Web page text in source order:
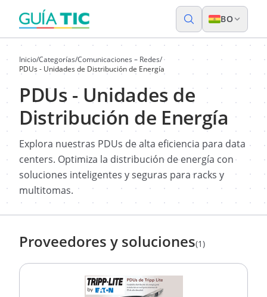
BO
Inicio/Categorías/Comunicaciones – Redes/
PDUs - Unidades de Distribución de Energía
PDUs - Unidades de
Distribución de Energía
Explora nuestras PDUs de alta eficiencia para data
centers. Optimiza la distribución de energía con
soluciones inteligentes y seguras para racks y
multitomas.
Proveedores y soluciones(1)